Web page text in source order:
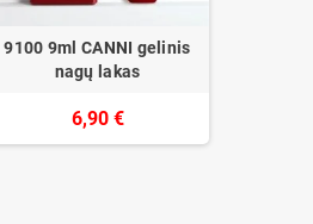
9100 9ml CANNI gelinis
nagų lakas
6,90 €